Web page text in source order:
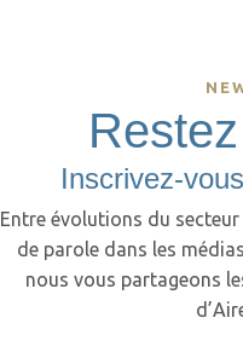
Inscrivez-
Entre évolutions du
de parole dans les
nous vous partageons